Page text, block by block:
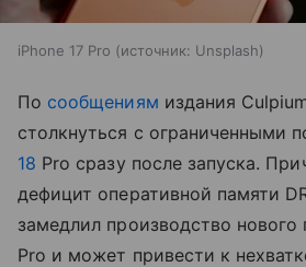
iPhone 17 Pro источник: Unsplash
По сообщениям издания
столкнуться с ограниченными
18 Pro сразу после запуска.
дефицит оперативной памяти
замедлил производство нового
Pro и может привести к